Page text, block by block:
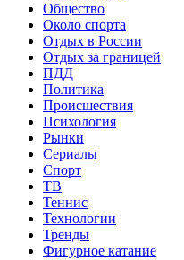
Общество
Около спорта
Отдых в России
Отдых за границей
ПДД
Политика
Происшествия
Психология
Рынки
Сериалы
Спорт
ТВ
Теннис
Технологии
Тренды
Фигурное катание